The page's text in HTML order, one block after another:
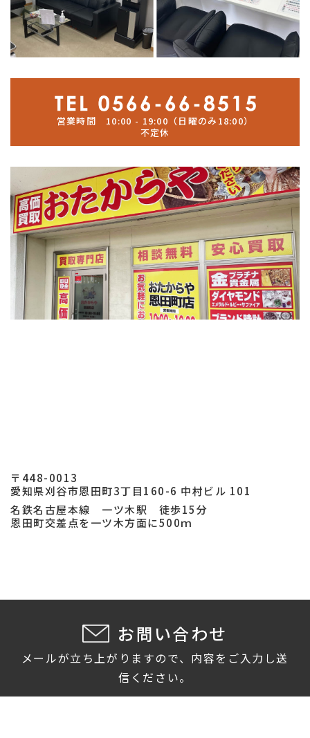
営業時間 10:00 - 19:00（日曜のみ18:00）
不定休
〒448-0013
愛知県刈谷市恩田町3丁目160-6 中村ビル 101
名鉄名古屋本線 一ツ木駅 徒歩15分
恩田町交差点を一ツ木方面に500ｍ
お問い合わせ
メールが立ち上がりますので、内容をご入力し送
信ください。